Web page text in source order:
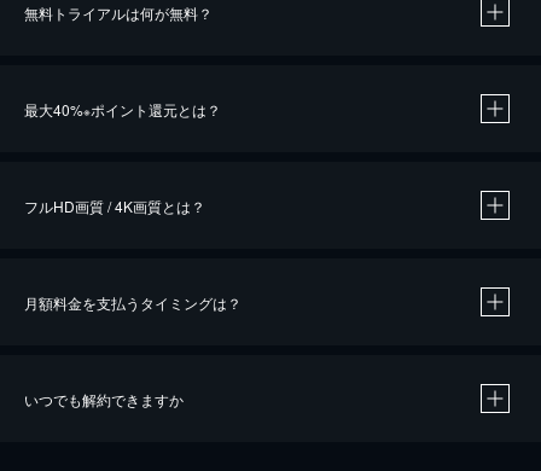
無料トライアルは何が無料？
最大40%※ポイント還元とは？
※40％ポイント還元の対象は、クレジットカード決済による作品の購入 / レンタルです。
フルHD画質 / 4K画質とは？
月額料金を支払うタイミングは？
いつでも解約できますか